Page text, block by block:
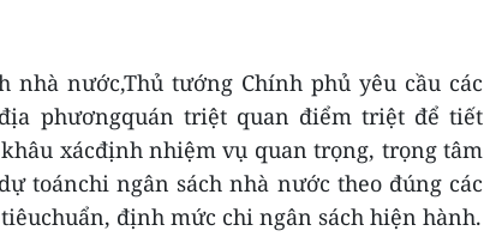
nước,Thủ tướng Chính phủ yêu cầu các
phươngquán triệt quan điểm triệt để tiết
xácđịnh nhiệm vụ quan trọng, trọng tâm
toánchi ngân sách nhà nước theo đúng các
định mức chi ngân sách hiện hành.